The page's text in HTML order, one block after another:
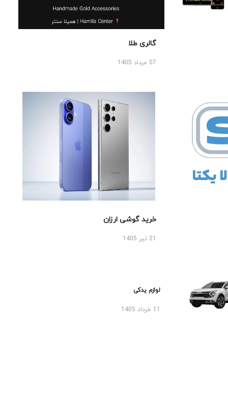
گالری طلا
07 مرداد 1405
خرید گوشی ارزان
لوازم یدکی